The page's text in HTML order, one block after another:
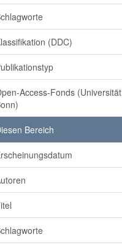
(DDC)
Access-Fonds (Universität
Bereich